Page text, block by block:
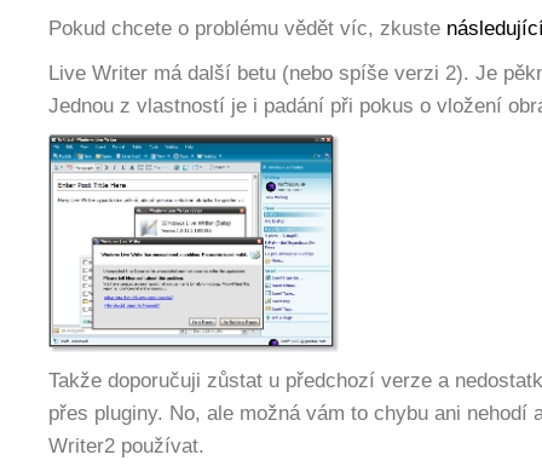
Pokud chcete o problému vědět víc, zkuste
Live Writer má další betu (nebo spíše verzi 2). Je
Jednou z vlastností je i padání při pokus o vložení
Takže doporučuji zůstat u předchozí verze a
přes pluginy. No, ale možná vám to chybu ani nehodí
Writer2 používat.